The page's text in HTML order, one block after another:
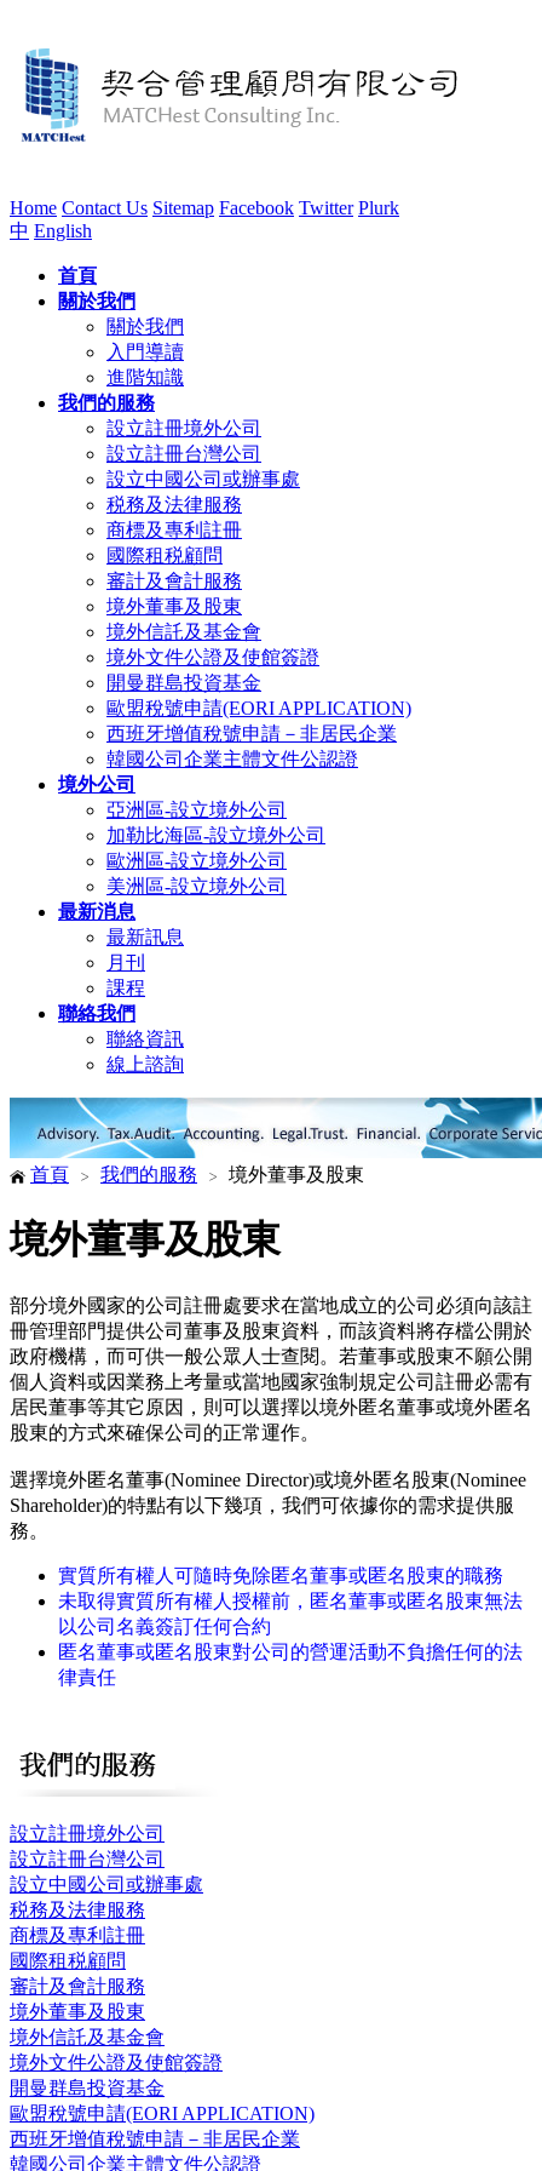
Home Contact Us Sitemap Facebook Twitter Plurk
中 English
首頁
關於我們
關於我們
入門導讀
進階知識
我們的服務
設立註冊境外公司
設立註冊台灣公司
設立中國公司或辦事處
税務及法律服務
商標及專利註冊
國際租税顧問
審計及會計服務
境外董事及股東
境外信託及基金會
境外文件公證及使館簽證
開曼群島投資基金
歐盟稅號申請(EORI APPLICATION)
西班牙增值稅號申請－非居民企業
韓國公司企業主體文件公認證
境外公司
亞洲區-設立境外公司
加勒比海區-設立境外公司
歐洲區-設立境外公司
美洲區-設立境外公司
最新消息
最新訊息
月刊
課程
聯絡我們
聯絡資訊
線上諮詢
首頁 我們的服務 境外董事及股東
境外董事及股東
部分境外國家的公司註冊處要求在當地成立的公司必須向該註
冊管理部門提供公司董事及股東資料，而該資料將存檔公開於
政府機構，而可供一般公眾人士查閱。若董事或股東不願公開
個人資料或因業務上考量或當地國家強制規定公司註冊必需有
居民董事等其它原因，則可以選擇以境外匿名董事或境外匿名
股東的方式來確保公司的正常運作。
選擇境外匿名董事(Nominee Director)或境外匿名股東(Nominee
Shareholder)的特點有以下幾項，我們可依據你的需求提供服
務。
實質所有權人可隨時免除匿名董事或匿名股東的職務
未取得實質所有權人授權前，匿名董事或匿名股東無法
以公司名義簽訂任何合約
匿名董事或匿名股東對公司的營運活動不負擔任何的法
律責任
設立註冊境外公司
設立註冊台灣公司
設立中國公司或辦事處
税務及法律服務
商標及專利註冊
國際租税顧問
審計及會計服務
境外董事及股東
境外信託及基金會
境外文件公證及使館簽證
開曼群島投資基金
歐盟稅號申請(EORI APPLICATION)
西班牙增值稅號申請－非居民企業
韓國公司企業主體文件公認證